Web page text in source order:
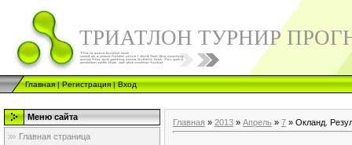
ТРИАТЛОН ТУРНИР
Главная|Регистрация|Вход
Меню сайта
Главная страница
Главная » 2013 » Апрель » 7 » Окланд.